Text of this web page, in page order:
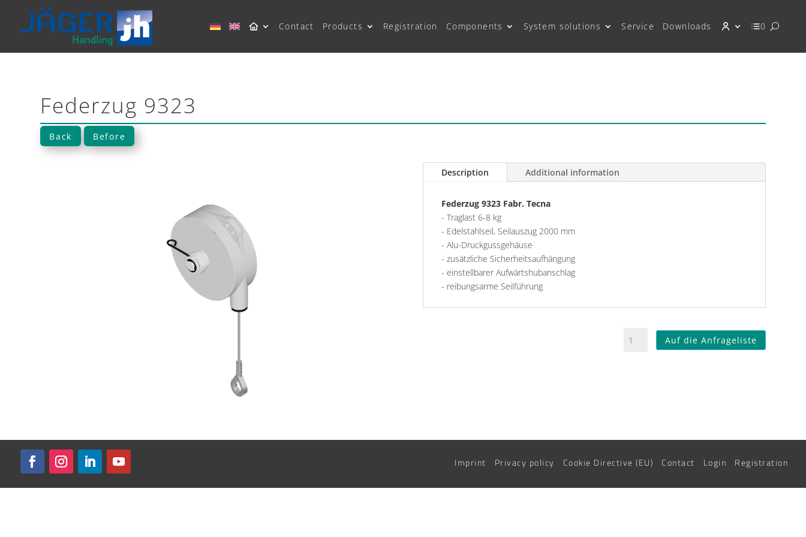
Contact Products Registration Components System solutions Service Downloads 0
Federzug 9323
Back Before
Description Additional information
Federzug 9323 Fabr. Tecna
- Traglast 6-8 kg
- Edelstahlseil, Seilauszug 2000 mm
- Alu-Druckgussgehäuse
- zusätzliche Sicherheitsaufhängung
- einstellbarer Aufwärtshubanschlag
- reibungsarme Seilführung
Federzug
Auf die Anfrageliste
Imprint Privacy policy Cookie Directive (EU) Contact Login Registration